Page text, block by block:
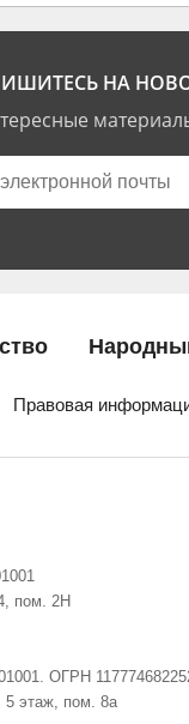
НА
Правовая
пом. 2Н
ОГРН
5 этаж, пом. 8а